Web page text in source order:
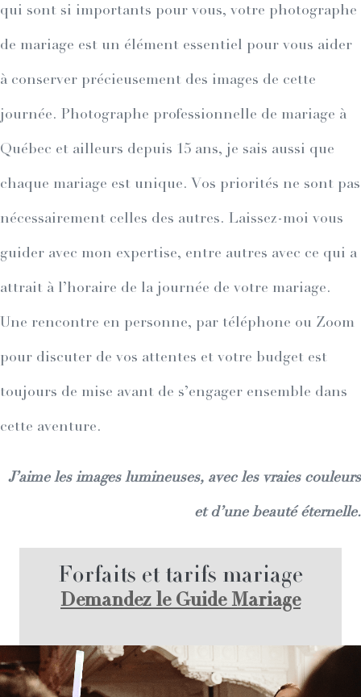
qui sont si importants pour vous, votre photographe
de mariage est un élément essentiel pour vous aider
à conserver précieusement des images de cette
journée. Photographe professionnelle de mariage à
Québec et ailleurs depuis 15 ans, je sais aussi que
chaque mariage est unique. Vos priorités ne sont pas
nécessairement celles des autres. Laissez-moi vous
guider avec mon expertise, entre autres avec ce qui a
attrait à l’horaire de la journée de votre mariage.
Une rencontre en personne, par téléphone ou Zoom
pour discuter de vos attentes et votre budget est
toujours de mise avant de s’engager ensemble dans
cette aventure.
J’aime les images lumineuses, avec les vraies couleurs
et d’une beauté éternelle.
Forfaits et tarifs mariage
Demandez le Guide Mariage